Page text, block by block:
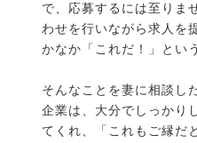
で、応募するには至りま
わせを行いながら求人を
かなか「これだ！」とい
そんなことを妻に相談し
企業は、大分でしっかり
てくれ、「これもご縁だ